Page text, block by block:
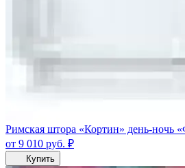
Римская штора «Кортин» день-ночь
от 9 010 руб. ₽
Купить